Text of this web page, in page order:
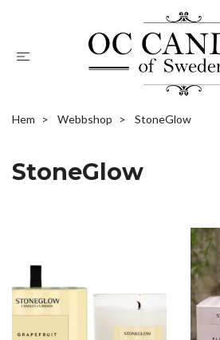
Hem Webbshop StoneGlow
StoneGlow